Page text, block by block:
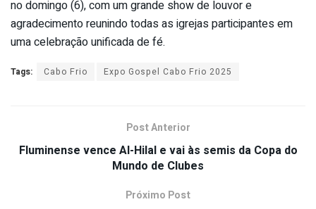
no domingo (6), com um grande show de louvor e
agradecimento reunindo todas as igrejas participantes em
uma celebração unificada de fé.
Tags: Cabo Frio Expo Gospel Cabo Frio 2025
Post Anterior
Fluminense vence Al-Hilal e vai às semis da Copa do
Mundo de Clubes
Próximo Post